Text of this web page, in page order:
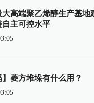
高端聚乙烯醇生产基地
自主可控水平
】菱方堆垛有什么用？